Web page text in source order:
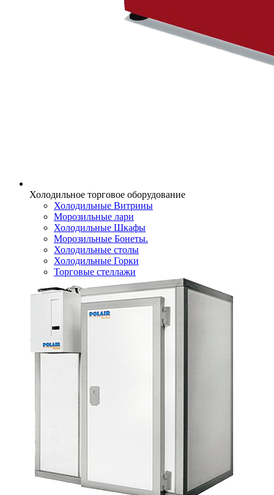
Холодильное торговое оборудование
Холодильные Витрины
Морозильные лари
Холодильные Шкафы
Морозильные Бонеты.
Холодильные столы
Холодильные Горки
Торговые стеллажи